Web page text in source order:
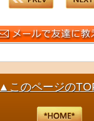
▲このページの